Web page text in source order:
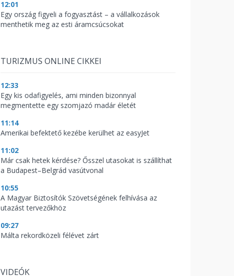
12:01
Egy ország figyeli a fogyasztást – a vállalkozások
menthetik meg az esti áramcsúcsokat
TURIZMUS ONLINE CIKKEI
12:33
Egy kis odafigyelés, ami minden bizonnyal
megmentette egy szomjazó madár életét
11:14
Amerikai befektető kezébe kerülhet az easyJet
11:02
Már csak hetek kérdése? Ősszel utasokat is szállíthat
a Budapest–Belgrád vasútvonal
10:55
A Magyar Biztosítók Szövetségének felhívása az
utazást tervezőkhöz
09:27
Málta rekordközeli félévet zárt
VIDEÓK